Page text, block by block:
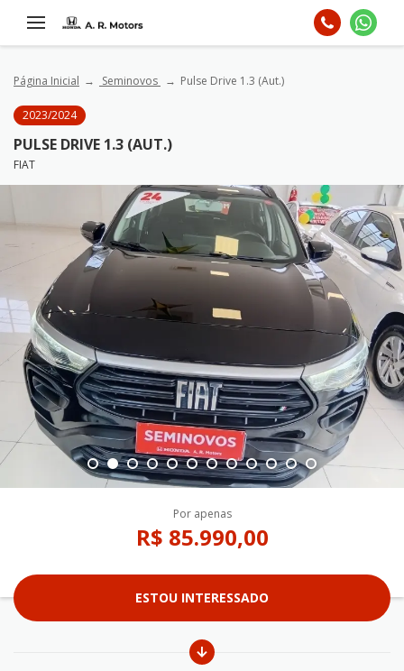
Página Inicial Seminovos Pulse Drive 1.3 (Aut.)
2023/2024
PULSE DRIVE 1.3 (AUT.)
FIAT
Por apenas
R$ 85.990,00
ESTOU INTERESSADO